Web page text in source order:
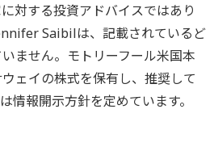
対する投資アドバイスではあり
Saibilは、記載されているど
ません。モトリーフール米国本
ェイの株式を保有し、推奨して
情報開示方針を定めています。